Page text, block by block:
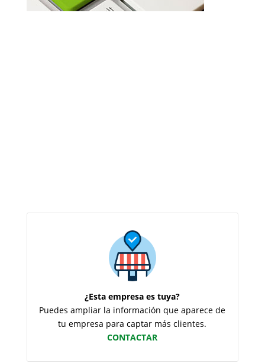
¿Esta empresa es tuya?
Puedes ampliar la información que aparece de
tu empresa para captar más clientes.
CONTACTAR